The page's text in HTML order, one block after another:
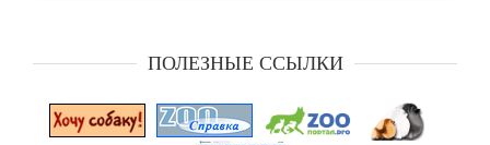
ПОЛЕЗНЫЕ ССЫЛКИ